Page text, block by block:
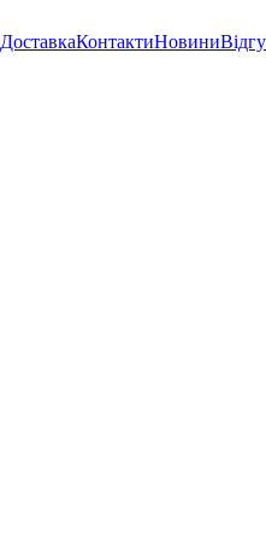
ДоставкаКонтактиНовини